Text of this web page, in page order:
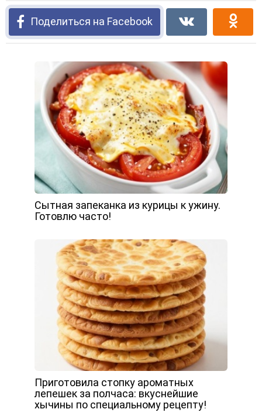
Поделиться на Facebook
Сытная запеканка из курицы к ужину.
Готовлю часто!
Приготовила стопку ароматных
лепешек за полчаса: вкуснейшие
хычины по специальному рецепту!